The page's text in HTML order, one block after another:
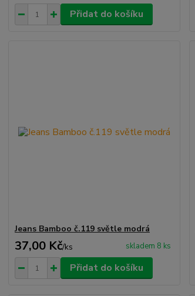
Přidat do košíku
Jeans Bamboo č.119 světle modrá
37,00 Kč/ks skladem 8 ks
Přidat do košíku